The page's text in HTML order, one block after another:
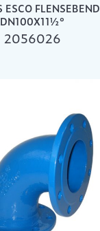
ESCO FLENSEBEND
DN100X11½°
2056026